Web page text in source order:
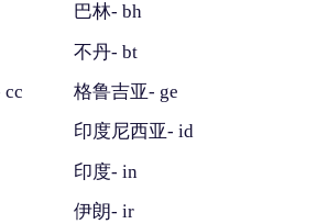
巴林- bh
不丹- bt
格鲁吉亚- ge
印度尼西亚- id
印度- in
伊朗- ir